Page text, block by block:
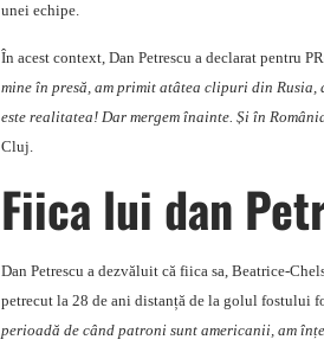
unei echipe.
În acest context, Dan Petrescu a declarat pentru
mine în presă, am primit atâtea clipuri din
este realitatea! Dar mergem înainte. Și în
Cluj.
Fiica lui dan
Dan Petrescu a dezvăluit că fiica sa, Beatrice-
petrecut la 28 de ani distanță de la golul fostului
perioadă de când patroni sunt americanii, am